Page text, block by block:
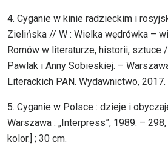
4. Cyganie w kinie radzieckim i
Zielińska // W : Wielka wędrówka –
Romów w literaturze, historii, sztuce
Pawlak i Anny Sobieskiej. –
Literackich PAN. Wydawnictwo,
5. Cyganie w Polsce : dzieje i
Warszawa : „Interpress”, 1989. –
kolor.] ; 30 cm.